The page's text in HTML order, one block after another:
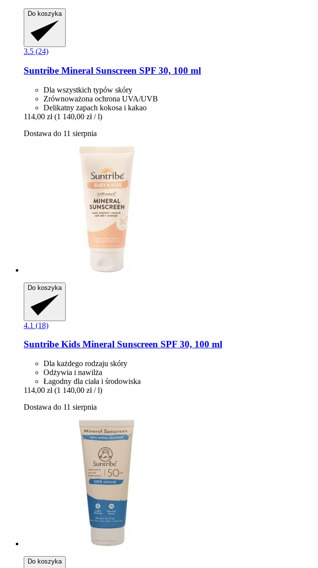
Do koszyka
3.5 (24)
Suntribe Mineral Sunscreen SPF 30, 100 ml
Dla wszystkich typów skóry
Zrównoważona ochrona UVA/UVB
Delikatny zapach kokosa i kakao
114,00 zł (1 140,00 zł / l)
Dostawa do 11 sierpnia
Do koszyka
4.1 (18)
Suntribe Kids Mineral Sunscreen SPF 30, 100 ml
Dla każdego rodzaju skóry
Odżywia i nawilża
Łagodny dla ciała i środowiska
114,00 zł (1 140,00 zł / l)
Dostawa do 11 sierpnia
Do koszyka